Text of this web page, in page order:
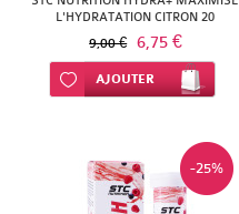
L'HYDRATATION CITRON 20
PASTILLES
9,00 € 6,75 €
Ajouter à ma liste d’envie
AJOUTER
-25%